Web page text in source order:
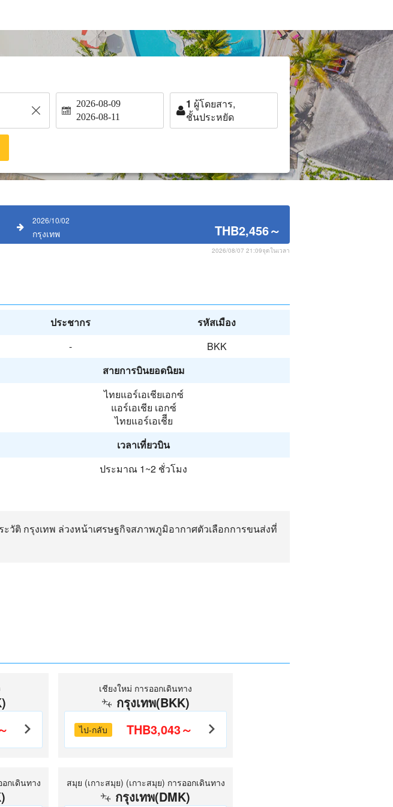
2026-08-09
2026-08-11
1 ผู้โดยสาร,
ชั้นประหยัด
2026/10/02
กรุงเทพ THB2,456～
2026/08/07 21:09จุดในเวลา
ประชากร
รหัสเมือง
-
BKK
สายการบินยอดนิยม
ไทยแอร์เอเชียเอกซ์
แอร์เอเชีย เอกซ์
ไทยแอร์เอเชีีย
เวลาเที่ยวบิน
ประมาณ 1~2 ชั่วโมง
วัติ กรุงเทพ ล่วงหน้าเศรษฐกิจสภาพภูมิอากาศตัวเลือกการขนส่งที่
เชียงใหม่ การออกเดินทาง
กรุงเทพ(BKK)
ไป-กลับ THB3,043～
กเดินทาง สมุย (เกาะสมุย) (เกาะสมุย) การออกเดินทาง
กรุงเทพ(DMK)